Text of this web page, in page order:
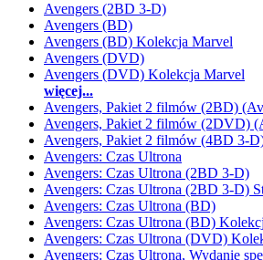
Avengers (2BD 3-D)
Avengers (BD)
Avengers (BD) Kolekcja Marvel
Avengers (DVD)
Avengers (DVD) Kolekcja Marvel
więcej...
Avengers, Pakiet 2 filmów (2BD)
Avengers, Pakiet 2 filmów (2DVD)
Avengers, Pakiet 2 filmów (4BD 3-
Avengers: Czas Ultrona
Avengers: Czas Ultrona (2BD 3-D)
Avengers: Czas Ultrona (2BD 3-D)
Avengers: Czas Ultrona (BD)
Avengers: Czas Ultrona (BD)
Avengers: Czas Ultrona (DVD)
Avengers: Czas Ultrona, Wydanie